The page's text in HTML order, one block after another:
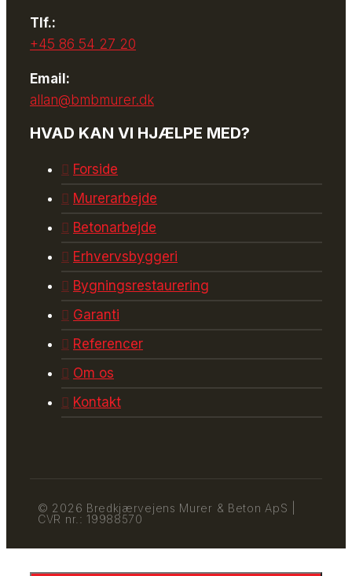
Tlf.:
+45 86 54 27 20
Email:
allan@bmbmurer.dk
HVAD KAN VI HJÆLPE MED?
Forside
Murerarbejde
Betonarbejde
Erhvervsbyggeri
Bygningsrestaurering
Garanti
Referencer
Om os
Kontakt
© 2026 Bredkjærvejens Murer & Beton ApS |
CVR nr.: 19988570